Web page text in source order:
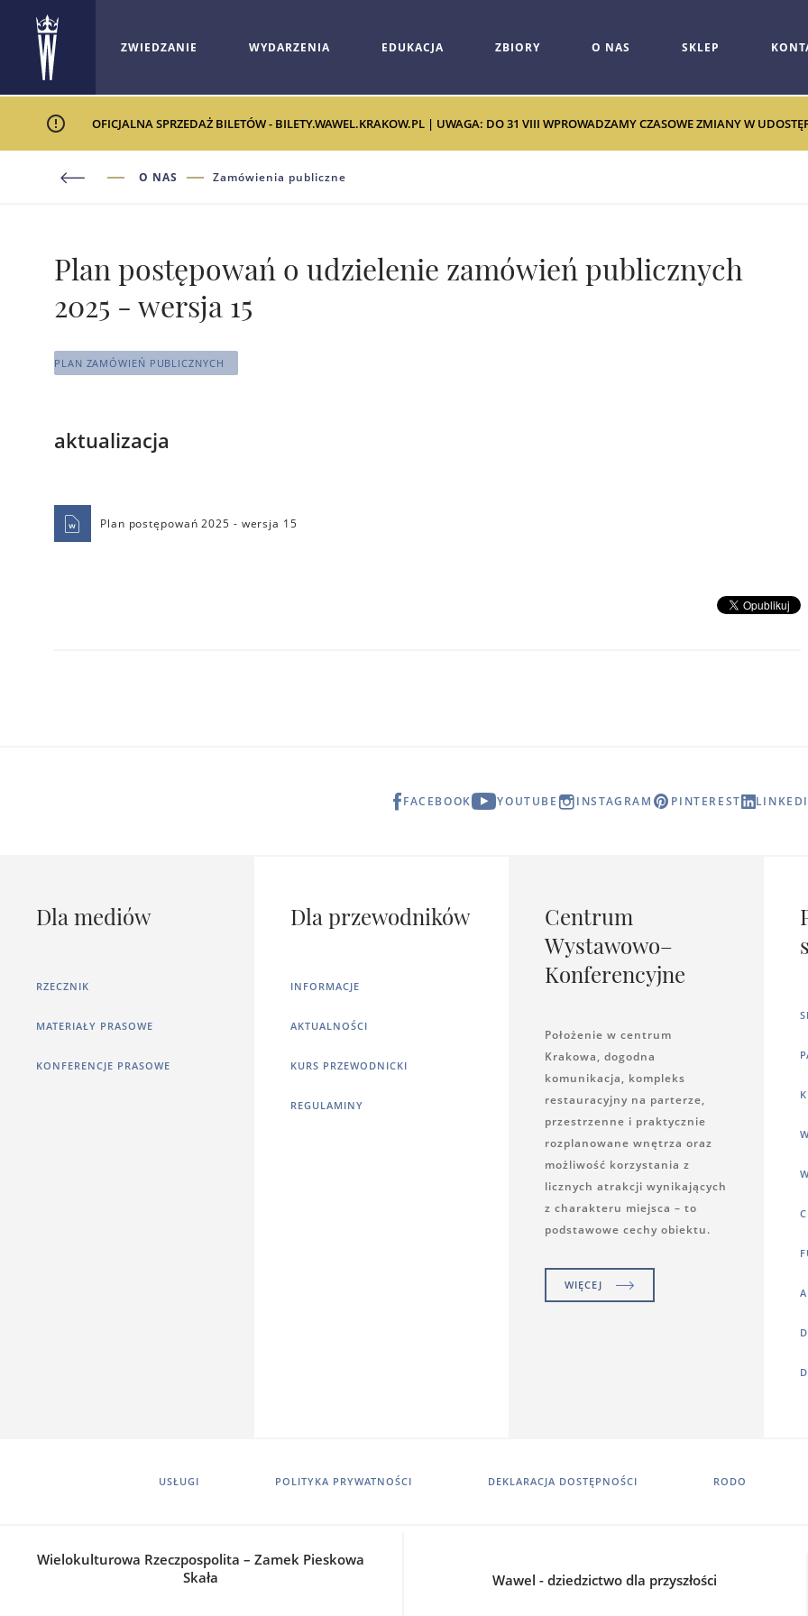
ZWIEDZANIE WYDARZENIA EDUKACJA ZBIORY O NAS SKLEP
OFICJALNA SPRZEDAŻ BILETÓW - BILETY.WAWEL.KRAKOW.PL | UWAGA: DO 31 VIII WPROWADZAMY CZASOWE ZMIANY W
O NAS Zamówienia publiczne
Plan postępowań o udzielenie zamówień publicznych
2025 - wersja 15
PLAN ZAMÓWIEŃ PUBLICZNYCH
aktualizacja
Plan postępowań 2025 - wersja 15
FACEBOOK YOUTUBE INSTAGRAM PINTEREST
Dla mediów
RZECZNIK
MATERIAŁY PRASOWE
KONFERENCJE PRASOWE
Dla przewodników
INFORMACJE
AKTUALNOŚCI
KURS PRZEWODNICKI
REGULAMINY
Centrum
Wystawowo–
Konferencyjne
Położenie w centrum
Krakowa, dogodna
komunikacja, kompleks
restauracyjny na parterze,
przestrzenne i praktycznie
rozplanowane wnętrza oraz
możliwość korzystania z
licznych atrakcji wynikających
z charakteru miejsca – to
podstawowe cechy obiektu.
WIĘCEJ
USŁUGI POLITYKA PRYWATNOŚCI DEKLARACJA DOSTĘPNOŚCI RODO
Wielokulturowa Rzeczpospolita – Zamek Pieskowa
Skała
Wawel - dziedzictwo dla przyszłości